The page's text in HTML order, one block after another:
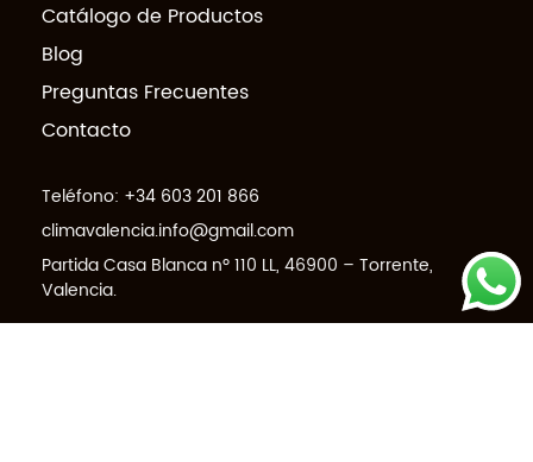
Catálogo de Productos
Blog
Preguntas Frecuentes
Contacto
Teléfono: +34 603 201 866
climavalencia.info@gmail.com
Partida Casa Blanca nº 110 LL, 46900 – Torrente,
Valencia.